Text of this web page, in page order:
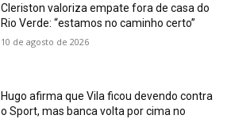
Cleriston valoriza empate fora de casa do
Rio Verde: “estamos no caminho certo”
10 de agosto de 2026
Hugo afirma que Vila ficou devendo contra
o Sport, mas banca volta por cima no